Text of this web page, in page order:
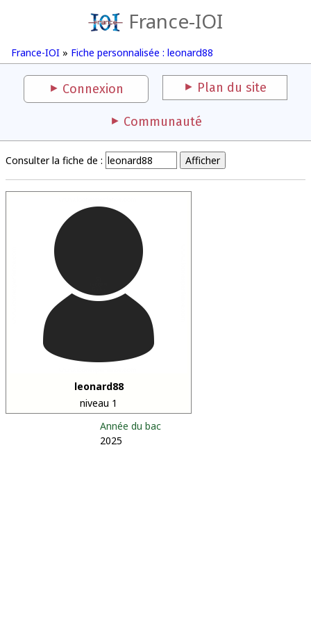
France-IOI
France-IOI » Fiche personnalisée : leonard88
Connexion Plan du site
Communauté
Consulter la fiche de :
leonard88
niveau 1
Année du bac
2025